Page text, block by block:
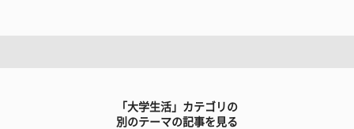
「大学生活」カテゴリの
別のテーマの記事を見る